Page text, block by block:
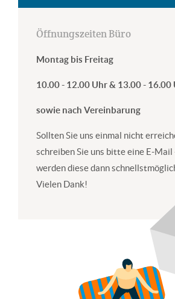
Öffnungszeiten Büro
Montag bis Freitag
10.00 - 12.00 Uhr & 13.00 - 16.00
sowie nach Vereinbarung
Sollten Sie uns einmal nicht
schreiben Sie uns bitte eine E-Mail
werden diese dann
Vielen Dank!